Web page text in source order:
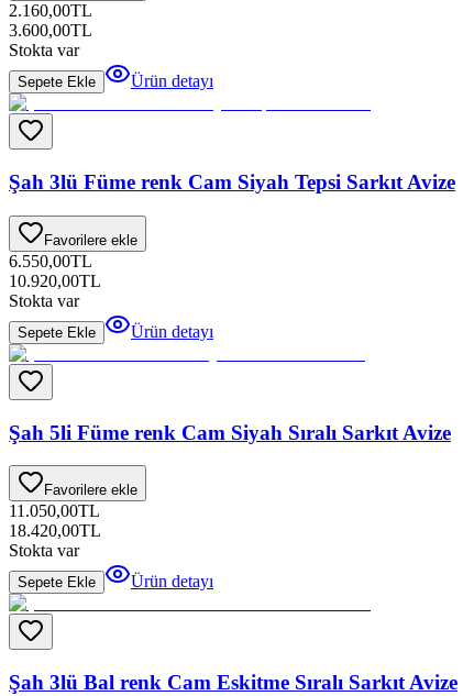
2.160,00TL
3.600,00TL
Stokta var
Sepete Ekle Ürün detayı
Şah 3lü Füme renk Cam Siyah Tepsi Sarkıt Avize
Favorilere ekle
6.550,00TL
10.920,00TL
Stokta var
Sepete Ekle Ürün detayı
Şah 5li Füme renk Cam Siyah Sıralı Sarkıt Avize
Favorilere ekle
11.050,00TL
18.420,00TL
Stokta var
Sepete Ekle Ürün detayı
Şah 3lü Bal renk Cam Eskitme Sıralı Sarkıt Avize